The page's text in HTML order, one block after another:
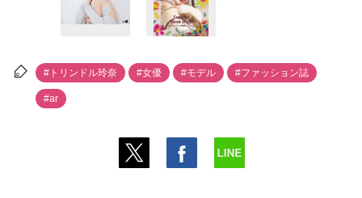
#トリンドル玲奈 #女優 #モデル #ファッション誌
#ar